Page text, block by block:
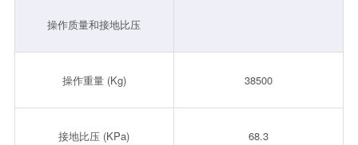
操作质量和接地比压
操作重量 (Kg) 38500
接地比压 (KPa) 68.3